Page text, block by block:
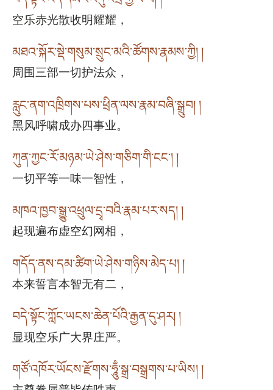
空乐赤光散收明耀耀，
མཐའ་སྐོར་སྡེ་གསུམ་སྲུང་མའི་ཚོགས་རྣམས་ཀྱི། །
周围三部一切护法众，
རླུང་ནག་འཁྲིགས་པས་ཕྲིན་ལས་རྣམ་བཞི་སྒྲུབ། །
黑风呼啸成办四事业。
ཀུན་ཀྱང་རོ་མཉམ་ཡེ་ཤེས་གཅིག་གི་ངང༌། །
一切平等一味一智性，
མཁའ་ཁྱབ་སྒྱུ་འཕྲུལ་དྲྭ་བའི་རྣམ་པར་སད། །
起现遍布虚空幻网相，
གདོད་ནས་དམ་ཚིག་ཡེ་ཤེས་གཉིས་མེད་པ། །
本来誓言本智无有二，
བདེ་སྟོང་ཀློང་ཡངས་ཆེན་པོའི་རྒྱན་དུ་ཤར། །
显现空乐广大界庄严。
གཙོ་འཁོར་ཡོངས་རྫོགས་ཧཱུྃ་སྒྲ་བསྒྲགས་པ་ཡིས། །